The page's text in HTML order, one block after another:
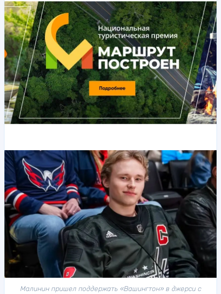
Малинин пришел поддержать «Вашингтон» в джерси с